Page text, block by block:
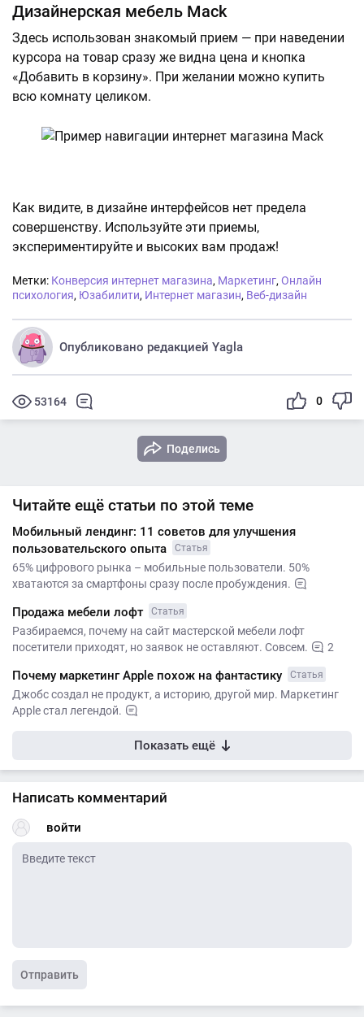
Дизайнерская мебель Mack
Здесь использован знакомый прием — при наведении
курсора на товар сразу же видна цена и кнопка
«Добавить в корзину». При желании можно купить
всю комнату целиком.
Как видите, в дизайне интерфейсов нет предела
совершенству. Используйте эти приемы,
экспериментируйте и высоких вам продаж!
Метки: Конверсия интернет магазина, Маркетинг, Онлайн
психология, Юзабилити, Интернет магазин, Веб-дизайн
Опубликовано редакцией Yagla
53164 0
Поделись
Читайте ещё статьи по этой теме
Мобильный лендинг: 11 советов для улучшения
пользовательского опыта
Статья
65% цифрового рынка – мобильные пользователи. 50%
хватаются за смартфоны сразу после пробуждения.
Продажа мебели лофт Статья
Разбираемся, почему на сайт мастерской мебели лофт
посетители приходят, но заявок не оставляют. Совсем.
2
Почему маркетинг Apple похож на фантастику Статья
Джобс создал не продукт, а историю, другой мир. Маркетинг
Apple стал легендой.
Показать ещё
Написать комментарий
войти
Отправить